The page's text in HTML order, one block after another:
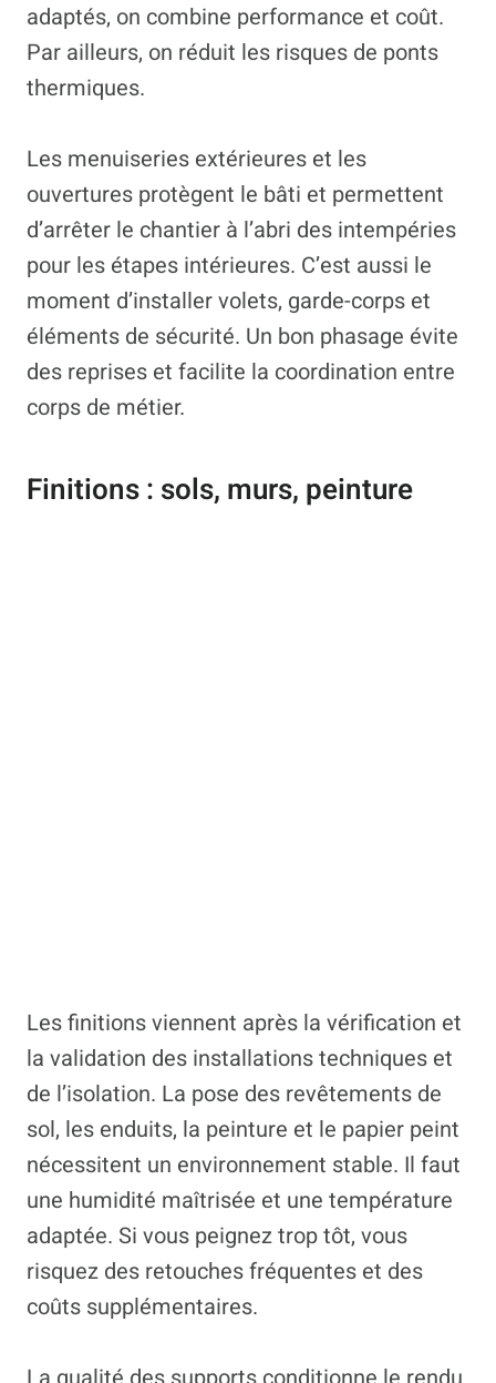
adaptés, on combine performance et coût.
Par ailleurs, on réduit les risques de ponts
thermiques.
Les menuiseries extérieures et les
ouvertures protègent le bâti et permettent
d’arrêter le chantier à l’abri des intempéries
pour les étapes intérieures. C’est aussi le
moment d’installer volets, garde-corps et
éléments de sécurité. Un bon phasage évite
des reprises et facilite la coordination entre
corps de métier.
Finitions : sols, murs, peinture
Les finitions viennent après la vérification et
la validation des installations techniques et
de l’isolation. La pose des revêtements de
sol, les enduits, la peinture et le papier peint
nécessitent un environnement stable. Il faut
une humidité maîtrisée et une température
adaptée. Si vous peignez trop tôt, vous
risquez des retouches fréquentes et des
coûts supplémentaires.